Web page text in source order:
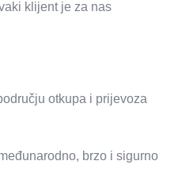
klijent je za nas
otkupa i prijevoza
brzo i sigurno